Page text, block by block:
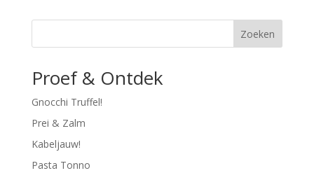
Zoeken
Proef & Ontdek
Gnocchi Truffel!
Prei & Zalm
Kabeljauw!
Pasta Tonno